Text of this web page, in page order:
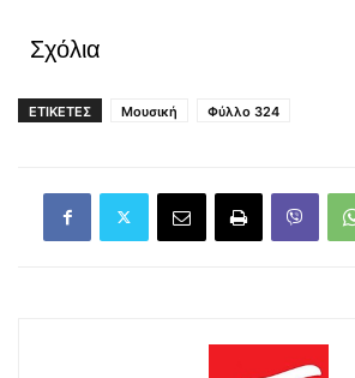
Σχόλια
ΕΤΙΚΕΤΕΣ Μουσική Φύλλο 324